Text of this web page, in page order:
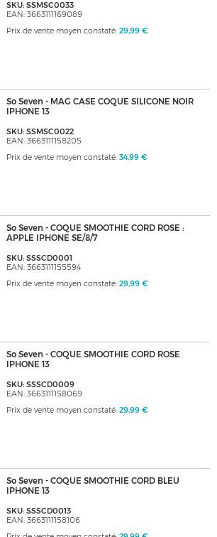
SKU: SSMSC0033
EAN: 3663111169089
Prix de vente moyen constaté: 29,99 €
So Seven - MAG CASE COQUE SILICONE NOIR
IPHONE 13
SKU: SSMSC0022
EAN: 3663111158205
Prix de vente moyen constaté: 34,99 €
So Seven - COQUE SMOOTHIE CORD ROSE :
APPLE IPHONE SE/8/7
SKU: SSSCD0001
EAN: 3663111155594
Prix de vente moyen constaté: 29,99 €
So Seven - COQUE SMOOTHIE CORD ROSE
IPHONE 13
SKU: SSSCD0009
EAN: 3663111158069
Prix de vente moyen constaté: 29,99 €
So Seven - COQUE SMOOTHIE CORD BLEU
IPHONE 13
SKU: SSSCD0013
EAN: 3663111158106